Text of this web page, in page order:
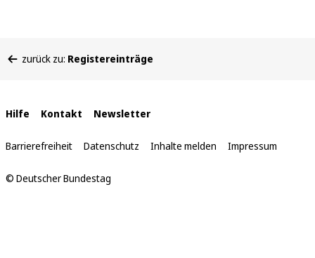
befinden
zurück zu: Registereinträge
Interne
Links
Hilfe Kontakt Newsletter
Barrierefreiheit Datenschutz Inhalte melden Impressum
© Deutscher Bundestag